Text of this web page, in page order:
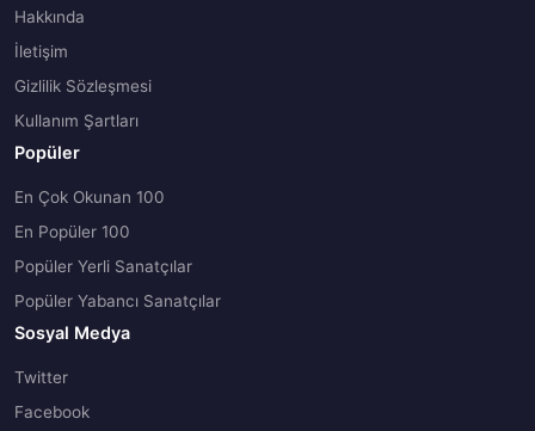
Hakkında
İletişim
Gizlilik Sözleşmesi
Kullanım Şartları
Popüler
En Çok Okunan 100
En Popüler 100
Popüler Yerli Sanatçılar
Popüler Yabancı Sanatçılar
Sosyal Medya
Twitter
Facebook